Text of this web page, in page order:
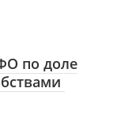
по доле